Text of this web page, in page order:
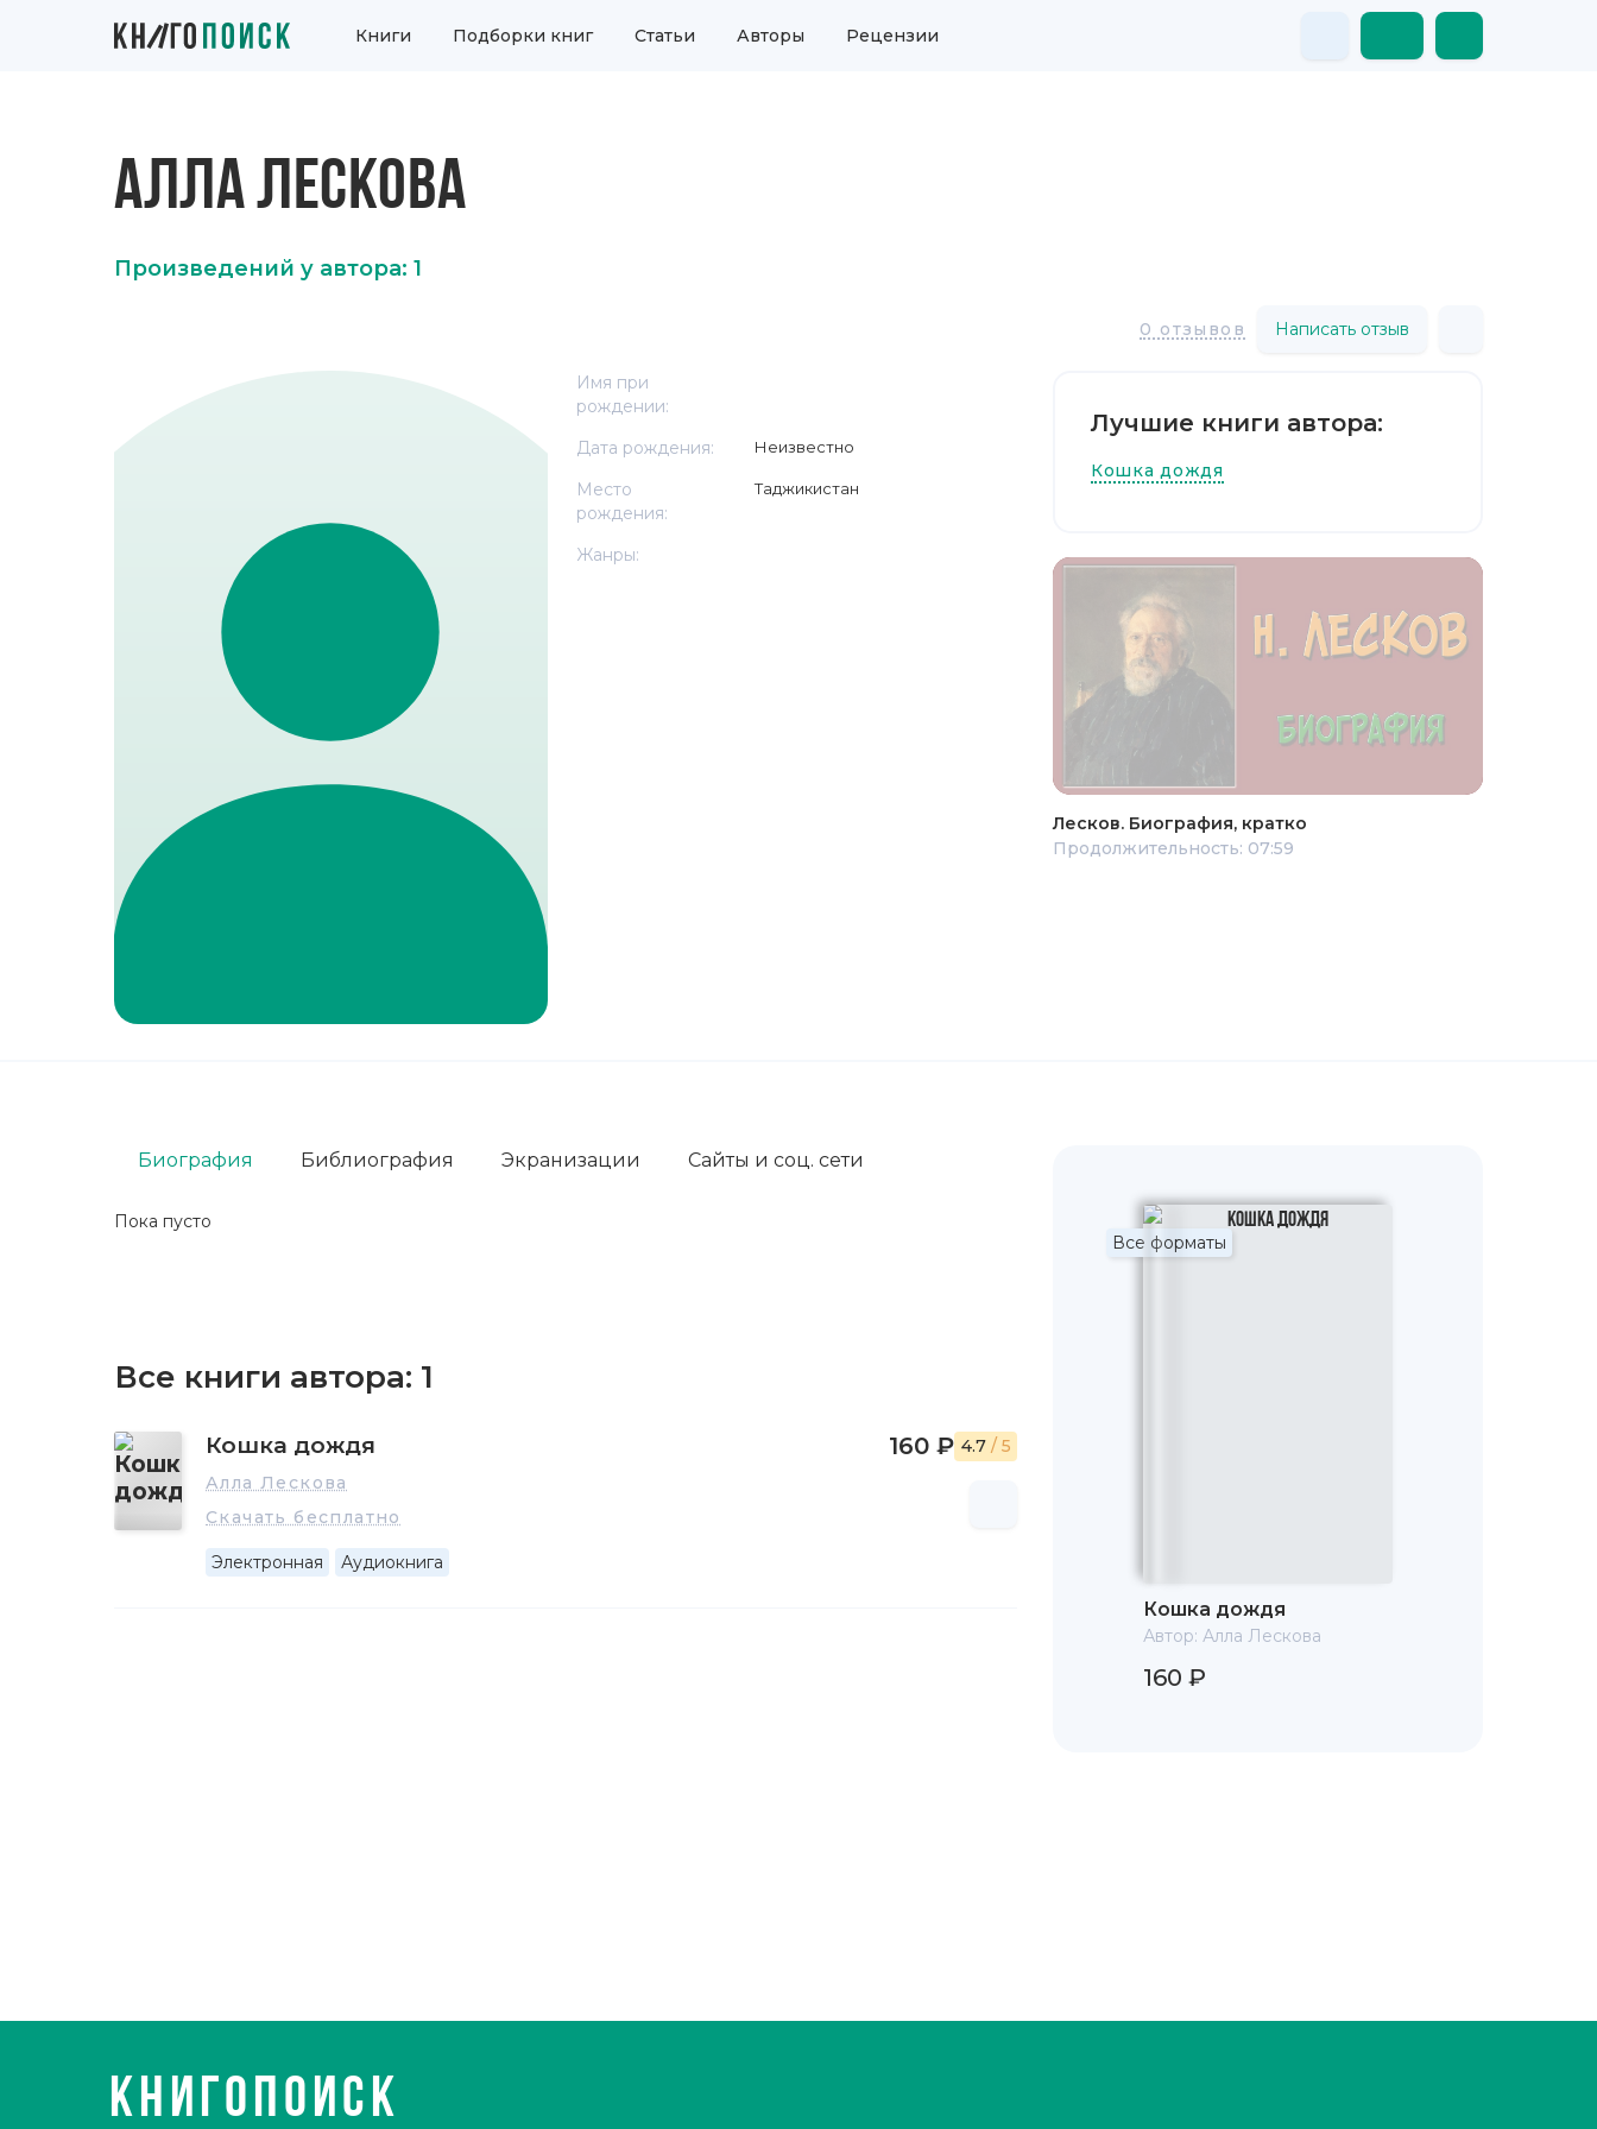
Книги Подборки книг Статьи Авторы Рецензии
АЛЛА ЛЕСКОВА
Произведений у автора: 1
0 отзывов Написать отзыв
Имя при
рождении:
Дата рождения:
Неизвестно
Место
рождения:
Таджикистан
Жанры:
Лучшие книги автора:
Кошка дождя
Лесков. Биография, кратко
Продолжительность: 07:59
Пока пусто
Биография Библиография Экранизации Сайты и соц. сети
Все книги автора: 1
Кошка дождя
Алла Лескова
Скачать бесплатно
Электронная Аудиокнига
160 ₽ 4.7 / 5
Все форматы
Кошка дождя
Автор: Алла Лескова
160 ₽
КНИГОПОИСК